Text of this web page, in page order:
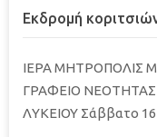
Εκδρομή
ΙΕΡΑ ΜΗΤΡΟΠΟΛΙΣ
ΓΡΑΦΕΙΟ
ΛΥΚΕΙΟΥ Σάββατο